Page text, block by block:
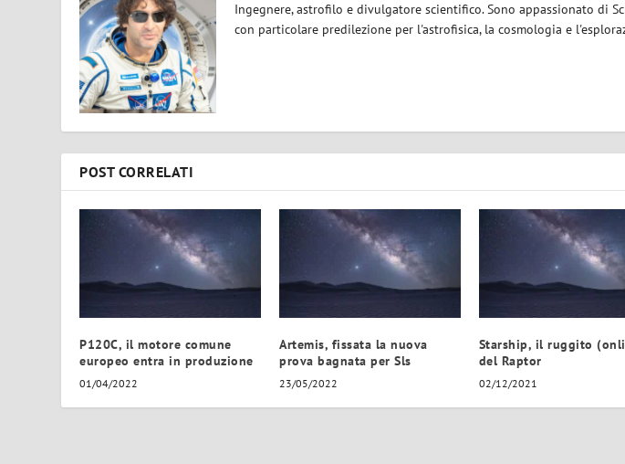
Ingegnere, astrofilo e divulgatore scientifico. Sono appassionato di
con particolare predilezione per l'astrofisica, la cosmologia e
POST CORRELATI
P120C, il motore comune
europeo entra in produzione
01/04/2022
Artemis, fissata la nuova
prova bagnata per Sls
23/05/2022
Starship, il ruggito
del Raptor
02/12/2021